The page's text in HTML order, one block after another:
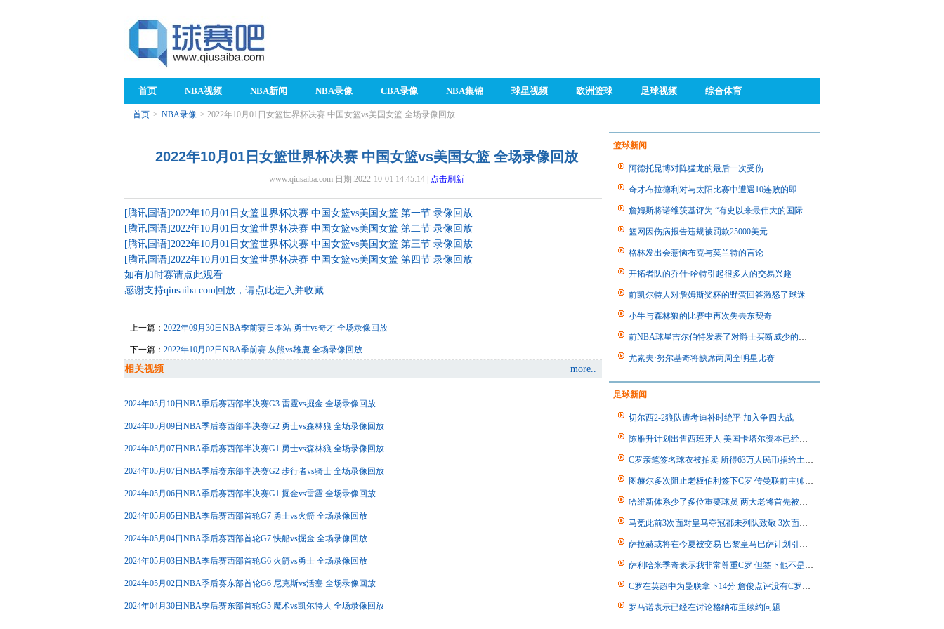
首页 NBA视频 NBA新闻 NBA录像 CBA录像 NBA集锦 球星视频 欧洲篮球 足球视频 综合体育
首页 > NBA录像 > 2022年10月01日女篮世界杯决赛 中国女篮vs美国女篮 全场录像回放
2022年10月01日女篮世界杯决赛 中国女篮vs美国女篮 全场录像回放
www.qiusaiba.com 日期:2022-10-01 14:45:14 | 点击刷新
[腾讯国语]2022年10月01日女篮世界杯决赛 中国女篮vs美国女篮 第一节 录像回放
[腾讯国语]2022年10月01日女篮世界杯决赛 中国女篮vs美国女篮 第二节 录像回放
[腾讯国语]2022年10月01日女篮世界杯决赛 中国女篮vs美国女篮 第三节 录像回放
[腾讯国语]2022年10月01日女篮世界杯决赛 中国女篮vs美国女篮 第四节 录像回放
如有加时赛请点此观看
感谢支持qiusaiba.com回放，请点此进入并收藏
上一篇： 2022年09月30日NBA季前赛日本站 勇士vs奇才 全场录像回放
下一篇： 2022年10月02日NBA季前赛 灰熊vs雄鹿 全场录像回放
相关视频 more..
2024年05月10日NBA季后赛西部半决赛G3 雷霆vs掘金 全场录像回放
2024年05月09日NBA季后赛西部半决赛G2 勇士vs森林狼 全场录像回放
2024年05月07日NBA季后赛西部半决赛G1 勇士vs森林狼 全场录像回放
2024年05月07日NBA季后赛东部半决赛G2 步行者vs骑士 全场录像回放
2024年05月06日NBA季后赛西部半决赛G1 掘金vs雷霆 全场录像回放
2024年05月05日NBA季后赛西部首轮G7 勇士vs火箭 全场录像回放
2024年05月04日NBA季后赛西部首轮G7 快船vs掘金 全场录像回放
2024年05月03日NBA季后赛西部首轮G6 火箭vs勇士 全场录像回放
2024年05月02日NBA季后赛东部首轮G6 尼克斯vs活塞 全场录像回放
2024年04月30日NBA季后赛东部首轮G5 魔术vs凯尔特人 全场录像回放
篮球新闻
阿德托昆博对阵猛龙的最后一次受伤
奇才布拉德利对与太阳比赛中遭遇10连败的即时反应
詹姆斯将诺维茨基评为 “有史以来最伟大的国际NBA球员”
篮网因伤病报告违规被罚款25000美元
格林发出会惹恼布克与莫兰特的言论
开拓者队的乔什·哈特引起很多人的交易兴趣
前凯尔特人对詹姆斯奖杯的野蛮回答激怒了球迷
小牛与森林狼的比赛中再次失去东契奇
前NBA球星吉尔伯特发表了对爵士买断威少的看法
尤素夫·努尔基奇将缺席两周全明星比赛
足球新闻
切尔西2-2狼队遭考迪补时绝平 加入争四大战
陈雁升计划出售西班牙人 美国卡塔尔资本已经送出报价
C罗亲笔签名球衣被拍卖 所得63万人民币捐给土耳其地震救灾
图赫尔多次阻止老板伯利签下C罗 传曼联前主帅曾建议图赫尔
哈维新体系少了多位重要球员 两大老将首先被弃用
马竞此前3次面对皇马夺冠都未列队致敬 3次面对巴萨夺冠都列队
萨拉赫或将在今夏被交易 巴黎皇马巴萨计划引进萨拉赫
萨利哈米季奇表示我非常尊重C罗 但签下他不是拜仁现在讨论的
C罗在英超中为曼联拿下14分 詹俊点评没有C罗曼联或将无参战欧战资格
罗马诺表示已经在讨论格纳布里续约问题